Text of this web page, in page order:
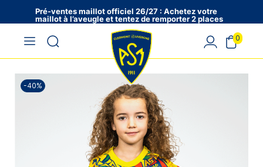
Pré-ventes maillot officiel 26/27 : Achetez votre
maillot à l’aveugle et tentez de remporter 2 places
en VIP !
-40%
0